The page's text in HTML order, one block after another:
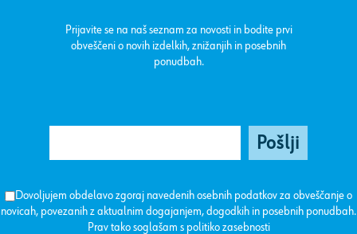
Prijavite se na naš seznam za novosti in bodite prvi
obveščeni o novih izdelkih, znižanjih in posebnih
ponudbah.
Dovoljujem obdelavo zgoraj navedenih osebnih podatkov za obveščanje o
novicah, povezanih z aktualnim dogajanjem, dogodkih in posebnih ponudbah.
Prav tako soglašam s politiko zasebnosti